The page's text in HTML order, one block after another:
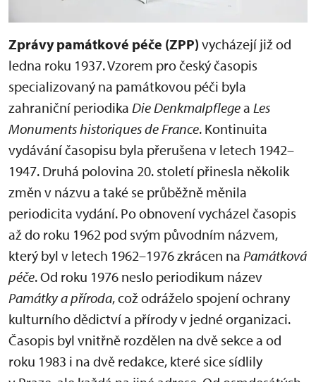
Zprávy památkové péče (ZPP) vycházejí již od
ledna roku 1937. Vzorem pro český časopis
specializovaný na památkovou péči byla
zahraniční periodika Die Denkmalpflegea Les
Monuments historiques de France. Kontinuita
vydávání časopisu byla přerušena v letech 1942–
1947. Druhá polovina 20. století přinesla několik
změn v názvu a také se průběžně měnila
periodicita vydání. Po obnovení vycházel časopis
až do roku 1962 pod svým původním názvem,
který byl v letech 1962–1976 zkrácen na Památková
péče. Od roku 1976 neslo periodikum název
Památky a příroda, což odráželo spojení ochrany
kulturního dědictví a přírody v jedné organizaci.
Časopis byl vnitřně rozdělen na dvě sekce a od
roku 1983 i na dvě redakce, které sice sídlily